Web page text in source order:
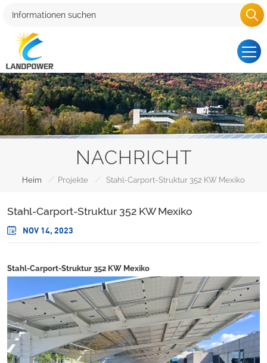
NACHRICHT
Heim / Projekte / Stahl-Carport-Struktur 352 KW Mexiko
Stahl-Carport-Struktur 352 KW Mexiko
NOV 14, 2023
Stahl-Carport-Struktur 352 KW Mexiko